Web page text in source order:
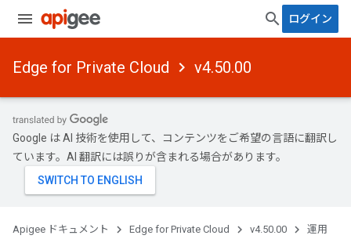
ログイン
Edge for Private Cloud v4.50.00
Google は AI 技術を使用して、コンテンツをご希望の言語に翻訳し
ています。AI 翻訳には誤りが含まれる場合があります。
Apigee ドキュメント Edge for Private Cloud v4.50.00 運用